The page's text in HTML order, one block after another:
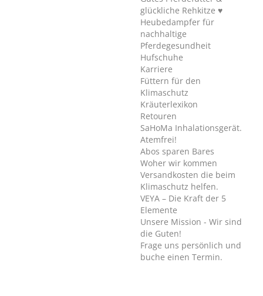
glückliche Rehkitze ♥
Heubedampfer für
nachhaltige
Pferdegesundheit
Hufschuhe
Karriere
Füttern für den
Klimaschutz
Kräuterlexikon
Retouren
SaHoMa Inhalationsgerät.
Atemfrei!
Abos sparen Bares
Woher wir kommen
Versandkosten die beim
Klimaschutz helfen.
VEYA – Die Kraft der 5
Elemente
Unsere Mission - Wir sind
die Guten!
Frage uns persönlich und
buche einen Termin.